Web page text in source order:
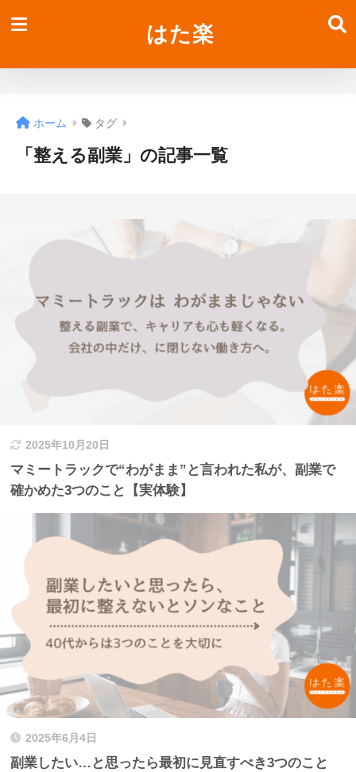
はた楽
ホーム タグ
「整える副業」の記事一覧
2025年10月20日
マミートラックで“わがまま”と言われた私が、副業で
確かめた3つのこと【実体験】
2025年6月4日
副業したい…と思ったら最初に見直すべき3つのこと